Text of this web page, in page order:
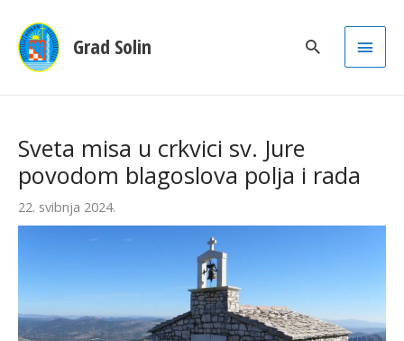
Grad Solin
Main
Sveta misa u crkvici sv. Jure
povodom blagoslova polja i rada
22. svibnja 2024.